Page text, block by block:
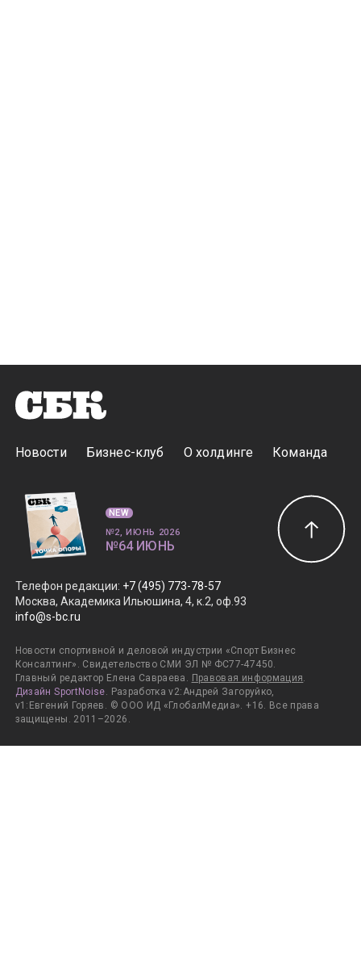
Новости Бизнес-клуб О холдинге Команда
Телефон редакции: +7 (495) 773-78-57
Москва, Академика Ильюшина, 4, к.2, оф.93
info@s-bc.ru
Новости спортивной и деловой индустрии «Спорт Бизнес
Консалтинг». Свидетельство СМИ ЭЛ № ФС77-47450.
Главный редактор Елена Савраева. Правовая информация.
Дизайн SportNoise. Разработка v2:Андрей Загоруйко,
v1:Евгений Горяев. © ООО ИД «ГлобалМедиа». +16. Все права
защищены. 2011–2026.
NEW
№2, ИЮНЬ 2026
№64 ИЮНЬ